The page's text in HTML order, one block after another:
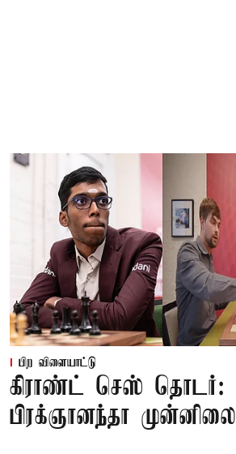
பிற விளையாட்டு
கிராண்ட் செஸ் தொடர்:
பிரக்ஞானந்தா முன்னிலை